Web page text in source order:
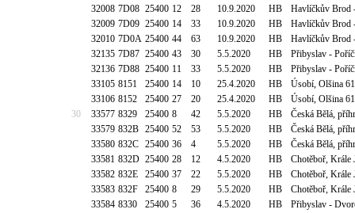
32008 7D08 25400 12 28 10.9.2020 HB
Havlíčkův Brod
32009 7D09 25400 14 33 10.9.2020 HB
Havlíčkův Brod
32010 7D0A 25400 44 63 10.9.2020 HB
Havlíčkův Brod
32135 7D87 25400 43 30 5.5.2020 HB
Přibyslav -
32136 7D88 25400 11 33 5.5.2020 HB
Přibyslav -
33105 8151 25400 14 10 25.4.2020 HB
Úsobí, Olšina
33106 8152 25400 27 20 25.4.2020 HB
Úsobí, Olšina
30
33577 8329 25400 8 42 5.5.2020 HB
Česká Bělá,
33579 832B 25400 52 53 5.5.2020 HB
Česká Bělá,
33580 832C 25400 36 4 5.5.2020 HB
Česká Bělá,
33581 832D 25400 28 12 4.5.2020 HB
Chotěboř, Krále
33582 832E 25400 37 22 5.5.2020 HB
Chotěboř, Krále
33583 832F 25400 8 29 5.5.2020 HB
Chotěboř, Krále
33584 8330 25400 5 36 4.5.2020 HB
Přibyslav -